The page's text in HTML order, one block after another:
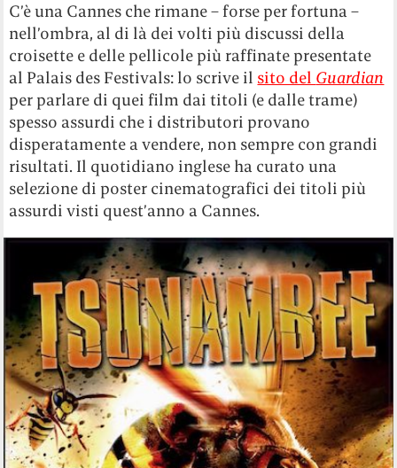
C’è una Cannes che rimane – forse per fortuna –
nell’ombra, al di là dei volti più discussi della
croisette e delle pellicole più raffinate presentate
al Palais des Festivals: lo scrive il sito del Guardian
per parlare di quei film dai titoli (e dalle trame)
spesso assurdi che i distributori provano
disperatamente a vendere, non sempre con grandi
risultati. Il quotidiano inglese ha curato una
selezione di poster cinematografici dei titoli più
assurdi visti quest’anno a Cannes.